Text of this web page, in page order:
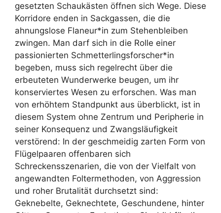
gesetzten Schaukästen öffnen sich Wege. Diese
Korridore enden in Sackgassen, die die
ahnungslose Flaneur*in zum Stehenbleiben
zwingen. Man darf sich in die Rolle einer
passionierten Schmetterlingsforscher*in
begeben, muss sich regelrecht über die
erbeuteten Wunderwerke beugen, um ihr
konserviertes Wesen zu erforschen. Was man
von erhöhtem Standpunkt aus überblickt, ist in
diesem System ohne Zentrum und Peripherie in
seiner Konsequenz und Zwangsläufigkeit
verstörend: In der geschmeidig zarten Form von
Flügelpaaren offenbaren sich
Schreckensszenarien, die von der Vielfalt von
angewandten Foltermethoden, von Aggression
und roher Brutalität durchsetzt sind:
Geknebelte, Geknechtete, Geschundene, hinter